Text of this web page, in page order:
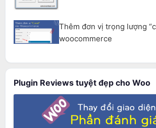
Thêm đơn vị trọng lượng
woocommerce
Plugin Reviews tuyệt đẹp cho Woo